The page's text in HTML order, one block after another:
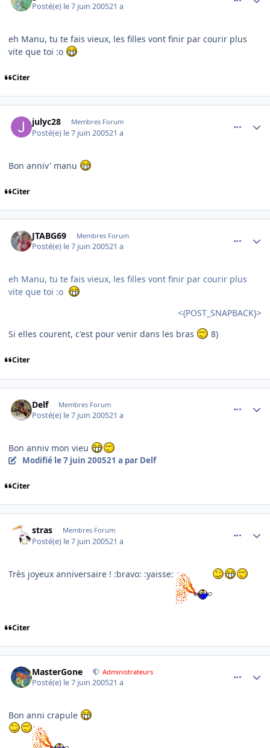
Posté(e) le 7 juin 200521 a
eh Manu, tu te fais vieux, les filles vont finir par courir plus
vite que toi :o
Citer
julyc28 Membres Forum
Posté(e) le 7 juin 200521 a
Bon anniv' manu
Citer
JTABG69 Membres Forum
Posté(e) le 7 juin 200521 a
eh Manu, tu te fais vieux, les filles vont finir par courir plus
vite que toi :o
<{POST_SNAPBACK}>
Si elles courent, c'est pour venir dans les bras
8)
Citer
Delf Membres Forum
Posté(e) le 7 juin 200521 a
Bon anniv mon vieu
Modifié le 7 juin 200521 a par Delf
Citer
stras Membres Forum
Posté(e) le 7 juin 200521 a
Très joyeux anniversaire ! :bravo: :yaisse:
Citer
MasterGone Administrateurs
Posté(e) le 7 juin 200521 a
Bon anni crapule